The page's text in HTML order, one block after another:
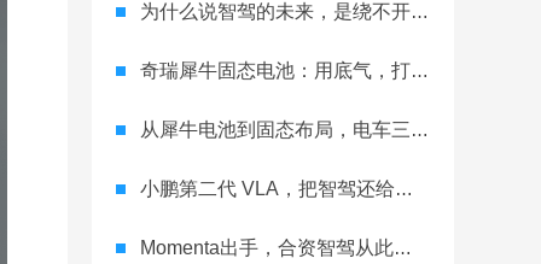
为什么说智驾的未来，是绕不开的物理 AI？
奇瑞犀牛固态电池：用底气，打破续航焦虑
从犀牛电池到固态布局，电车三大焦虑被奇瑞化解？
小鹏第二代 VLA，把智驾还给普通人
Momenta出手，合资智驾从此领跑？